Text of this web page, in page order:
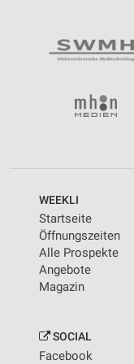
WEEKLI
Startseite
Öffnungszeiten
Alle Prospekte
Angebote
Magazin
SOCIAL
Facebook